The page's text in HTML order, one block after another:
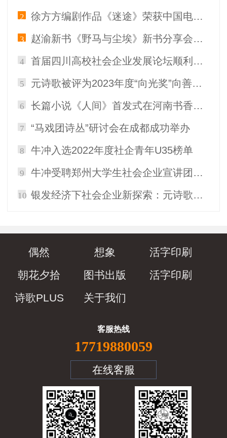
2 徐方方编剧作品《迷途》荣获中国电影家协会举办的版权运营优秀IP银奖
3 赵渝新书《野马与尘埃》新书分享会在我在书店成功举办
4 首届四川高校社会企业发展论坛顺利举行，元诗歌成都合伙人赵全鑫受邀出席
5 元诗歌被评为2023年度“向光奖”向善企业
6 长篇小说《人间》首发式在河南书香博物馆成功举办
7 “马戏团诗丛”研讨会在成都成功举办
8 牛冲入选2022年度社企青年U35榜单
9 牛冲受聘郑州大学生社会企业宣讲团讲师
10 银发经济下社会企业新探索：元诗歌亮相 2025 社会企业共创大会
偶然 想象
活字印刷
朝花夕拾
图书出版
活字印刷
诗歌PLUS
关于我们
客服热线
17719880059
在线客服